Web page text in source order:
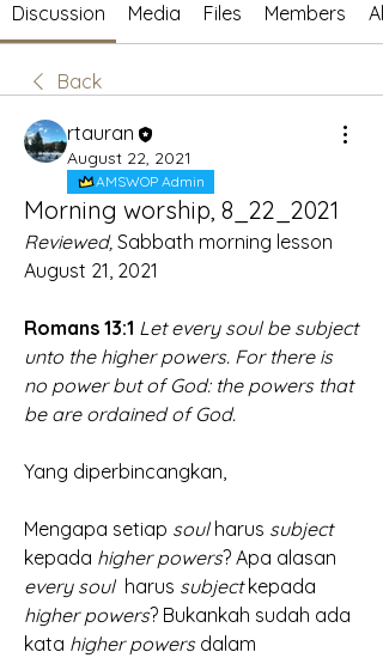
Discussion Media Files Members
Back
rtauran
August 22, 2021
AMSWOP Admin
Morning worship, 8_22_2021
Reviewed, Sabbath morning lesson
August 21, 2021
Romans 13:1 Let every soul be subject
unto the higher powers. For there is
no power but of God: the powers that
be are ordained of God.
Yang diperbincangkan,
Mengapa setiap soul harus
subject
kepada higher powers
every soul
  harus
subject
higher powers? Bukankah sudah ada
kata higher powers dalam